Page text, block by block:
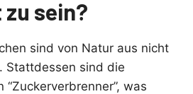
sein?
sind von Natur aus nicht
Stattdessen sind die
“Zuckerverbrenner”, was